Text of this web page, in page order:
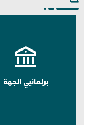
برلمانيي الجهة